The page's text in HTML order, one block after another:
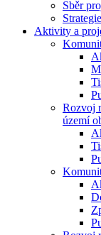
Sběr
Aktivity a
Rozvoj
území